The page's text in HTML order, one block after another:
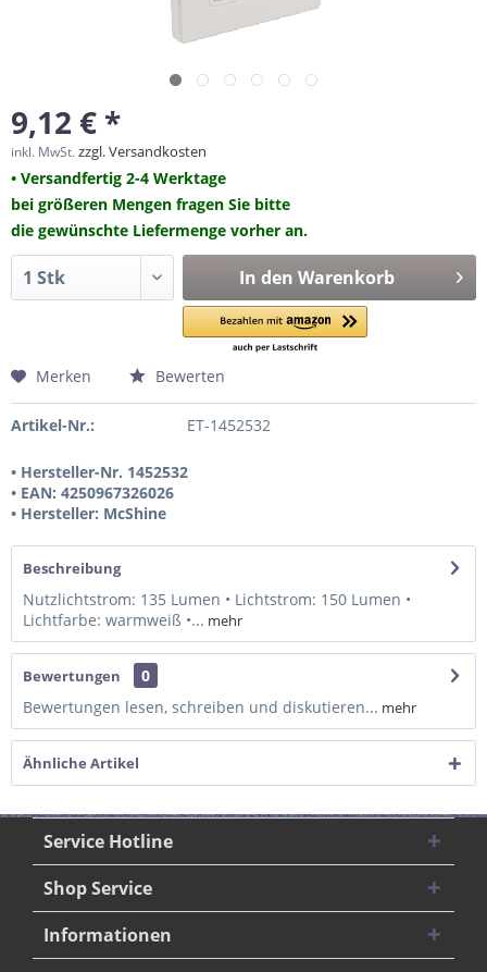
9,12 € *
inkl. MwSt.zzgl. Versandkosten
• Versandfertig 2-4 Werktage
bei größeren Mengen fragen Sie bitte
die gewünschte Liefermenge vorher an.
In den Warenkorb
Merken Bewerten
Artikel-Nr.: ET-1452532
• Hersteller-Nr. 1452532
• EAN: 4250967326026
• Hersteller: McShine
Beschreibung
Nutzlichtstrom: 135 Lumen • Lichtstrom: 150 Lumen •
Lichtfarbe: warmweiß •... mehr
Bewertungen
0
Bewertungen lesen, schreiben und diskutieren... mehr
Ähnliche Artikel
Service Hotline
Shop Service
Informationen